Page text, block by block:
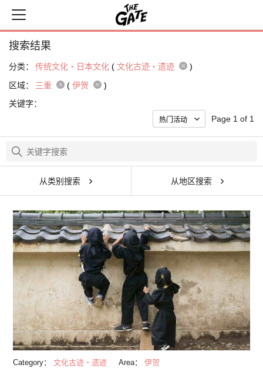
搜索结果
分类： 传统文化・日本文化 ( 文化古迹・遗迹
)
区域：
三重 ( 伊贺
)
关键字：
Page 1 of 1
从类别搜索 从地区搜索
Category： 文化古迹・遗迹 Area： 伊贺